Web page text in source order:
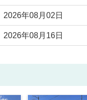
2026年08月02日
2026年08月16日